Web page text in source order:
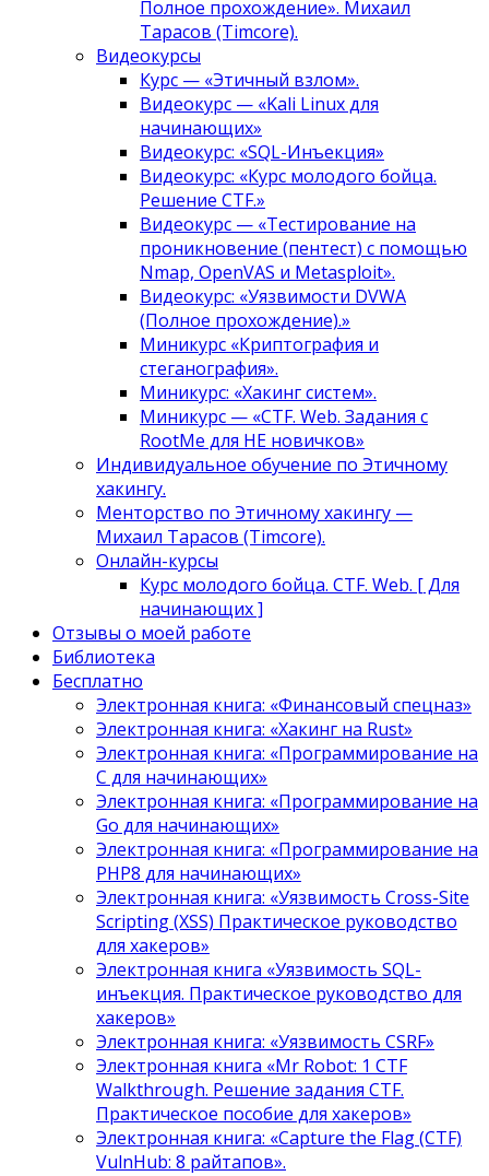
Полное прохождение». Михаил
Тарасов (Timcore).
Видеокурсы
Курс — «Этичный взлом».
Видеокурс — «Kali Linux для
начинающих»
Видеокурс: «SQL-Инъекция»
Видеокурс: «Курс молодого бойца.
Решение CTF.»
Видеокурс — «Тестирование на
проникновение (пентест) с помощью
Nmap, OpenVAS и Metasploit».
Видеокурс: «Уязвимости DVWA
(Полное прохождение).»
Миникурс «Криптография и
стеганография».
Миникурс: «Хакинг систем».
Миникурс — «CTF. Web. Задания с
RootMe для НЕ новичков»
Индивидуальное обучение по Этичному
хакингу.
Менторство по Этичному хакингу —
Михаил Тарасов (Timcore).
Онлайн-курсы
Курс молодого бойца. CTF. Web. [ Для
начинающих ]
Отзывы о моей работе
Библиотека
Бесплатно
Электронная книга: «Финансовый спецназ»
Электронная книга: «Хакинг на Rust»
Электронная книга: «Программирование на
C для начинающих»
Электронная книга: «Программирование на
Go для начинающих»
Электронная книга: «Программирование на
PHP8 для начинающих»
Электронная книга: «Уязвимость Cross-Site
Scripting (XSS) Практическое руководство
для хакеров»
Электронная книга «Уязвимость SQL-
инъекция. Практическое руководство для
хакеров»
Электронная книга: «Уязвимость CSRF»
Электронная книга «Mr Robot: 1 CTF
Walkthrough. Решение задания CTF.
Практическое пособие для хакеров»
Электронная книга: «Capture the Flag (CTF)
VulnHub: 8 райтапов».